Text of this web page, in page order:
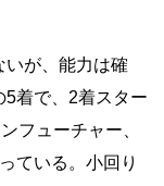
いが、能力は確
着で、2着スター
フューチャー、
ている。小回り